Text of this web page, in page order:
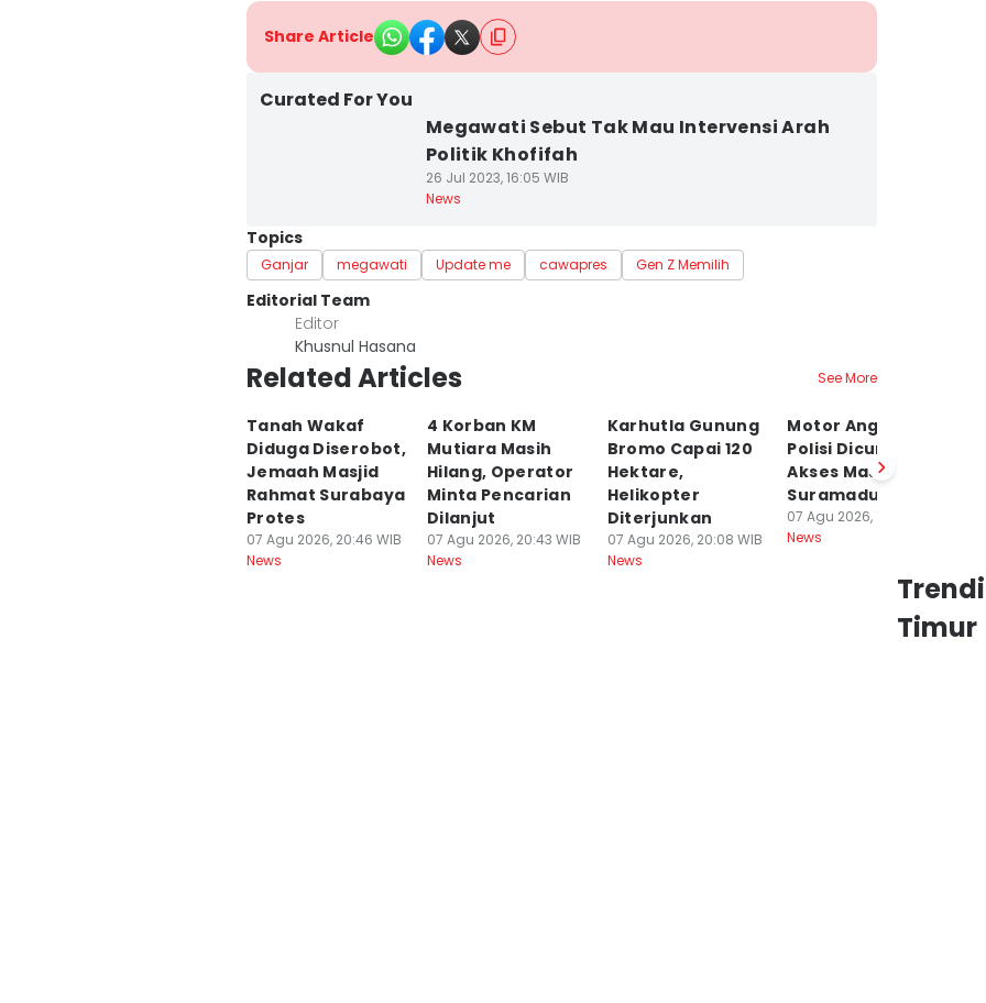
Share Article
Curated For You
Megawati Sebut Tak Mau Intervensi Arah
Politik Khofifah
26 Jul 2023, 16:05 WIB
News
Topics
Ganjar megawati Update me cawapres Gen Z Memilih
Editorial Team
Editor
Khusnul Hasana
Related Articles See More
Tanah Wakaf
Diduga Diserobot,
Jemaah Masjid
Rahmat Surabaya
Protes
07 Agu 2026, 20:46 WIB
News
4 Korban KM
Mutiara Masih
Hilang, Operator
Minta Pencarian
Dilanjut
07 Agu 2026, 20:43 WIB
News
Karhutla Gunung
Bromo Capai 120
Hektare,
Helikopter
Diterjunkan
07 Agu 2026, 20:08 WIB
News
Motor Anggota
Polisi Dicuri di
Akses Masuk
Suramadu
07 Agu 2026, 18:44 WIB
News
Timur